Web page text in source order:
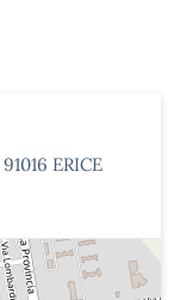
ERICE